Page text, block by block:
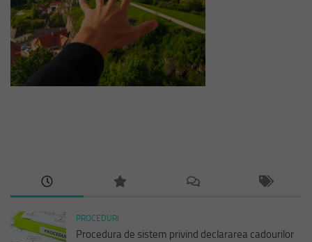
PROCEDURI
Procedura de sistem privind declararea cadourilor